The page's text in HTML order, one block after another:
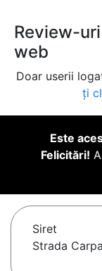
Review-
web
Doar userii
ți
Este
Felicitări!
Siret
Strada